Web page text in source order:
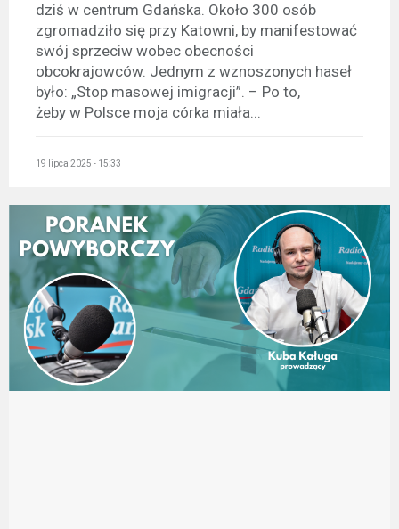
dziś w centrum Gdańska. Około 300 osób
zgromadziło się przy Katowni, by manifestować
swój sprzeciw wobec obecności
obcokrajowców. Jednym z wznoszonych haseł
było: „Stop masowej imigracji”. – Po to,
żeby w Polsce moja córka miała...
19 lipca 2025 - 15:33